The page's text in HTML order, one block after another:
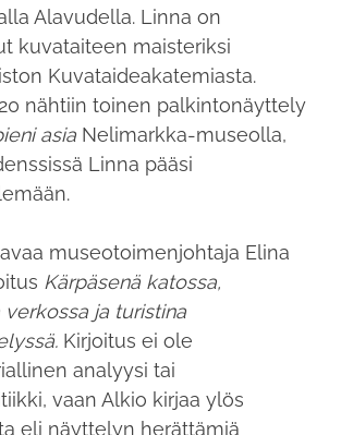
Alavudella. Linna on
kuvataiteen maisteriksi
Kuvataideakatemiasta.
nähtiin toinen palkintonäyttely
asiaNelimarkka-museolla,
Linna pääsi
museotoimenjohtaja Elina
Kärpäsenä katossa,
verkossa ja turistina
Kirjoitus ei ole
analyysi tai
vaan Alkio kirjaa ylös
eli näyttelyn herättämiä